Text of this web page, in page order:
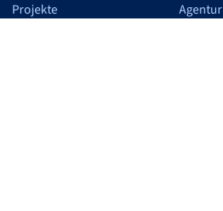
Projekte Agentur